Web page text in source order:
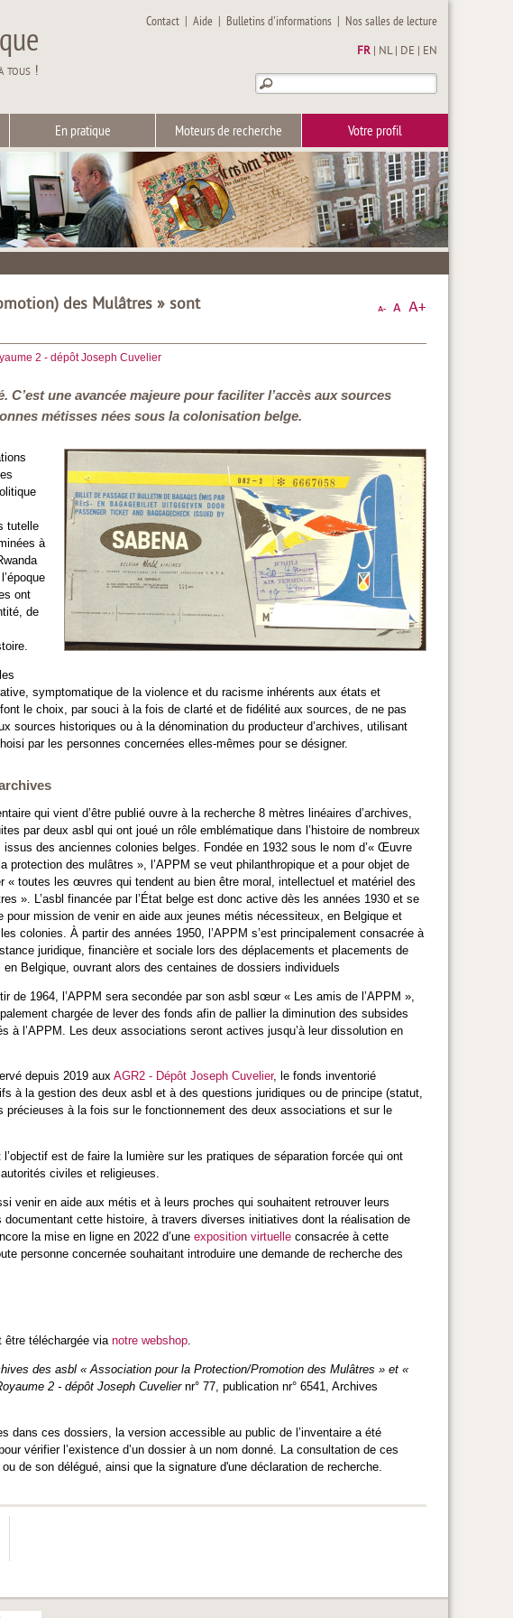
tous !
Contact |Aide | Bulletins d'informations | Nos salles de lecture
FR NL| DE EN
En pratique Moteurs de recherche Votre profil
des Mulâtres » sont
2 - dépôt Joseph Cuvelier
une avancée majeure pour faciliter l’accès aux sources
métisses nées sous la colonisation belge.
tutelle
à
ont
de
symptomatique de la violence et du racisme inhérents aux états et
le choix, par souci à la fois de clarté et de fidélité aux sources, de ne pas
sources historiques ou à la dénomination du producteur d’archives, utilisant
par les personnes concernées elles-mêmes pour se désigner.
qui vient d’être publié ouvre à la recherche 8 mètres linéaires d’archives,
par deux asbl qui ont joué un rôle emblématique dans l’histoire de nombreux
issus des anciennes colonies belges. Fondée en 1932 sous le nom d’« Œuvre
protection des mulâtres », l’APPM se veut philanthropique et a pour objet de
« toutes les œuvres qui tendent au bien être moral, intellectuel et matériel des
». L’asbl financée par l’État belge est donc active dès les années 1930 et se
pour mission de venir en aide aux jeunes métis nécessiteux, en Belgique et
colonies. À partir des années 1950, l’APPM s’est principalement consacrée à
juridique, financière et sociale lors des déplacements et placements de
en Belgique, ouvrant alors des centaines de dossiers individuels
de 1964, l’APPM sera secondée par son asbl sœur « Les amis de l’APPM »,
chargée de lever des fonds afin de pallier la diminution des subsides
à l’APPM. Les deux associations seront actives jusqu’à leur dissolution en
depuis 2019 auxAGR2 - Dépôt Joseph Cuvelier, le fonds inventorié
à la gestion des deux asbl et à des questions juridiques ou de principe (statut,
à la fois sur le fonctionnement des deux associations et sur le
l’objectif est de faire la lumière sur les pratiques de séparation forcée qui ont
civiles et religieuses.
venir en aide aux métis et à leurs proches qui souhaitent retrouver leurs
cette histoire, à travers diverses initiatives dont la réalisation de
la mise en ligne en 2022 d’une exposition virtuelle consacrée à cette
personne concernée souhaitant introduire une demande de recherche des
être téléchargée via notre webshop
des asbl « Association pour la Protection/Promotion des Mulâtres » et «
2 - dépôt Joseph Cuveliernr° 77, publication nr° 6541, Archives
dans ces dossiers, la version accessible au public de l’inventaire a été
vérifier l’existence d’un dossier à un nom donné. La consultation de ces
de son délégué, ainsi que la signature d'une déclaration de recherche.